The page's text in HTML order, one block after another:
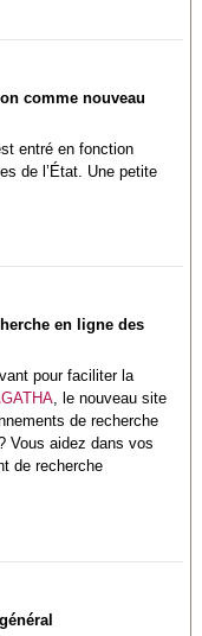
comme nouveau
entré en fonction
de l’État. Une petite
en ligne des
pour faciliter la
, le nouveau site
de recherche
Vous aidez dans vos
de recherche